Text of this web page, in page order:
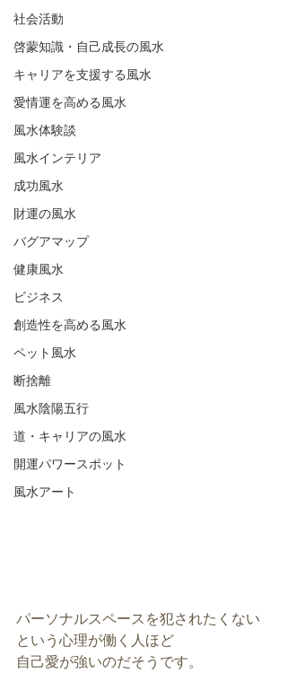
社会活動
啓蒙知識・自己成長の風水
キャリアを支援する風水
愛情運を高める風水
風水体験談
風水インテリア
成功風水
財運の風水
バグアマップ
健康風水
ビジネス
創造性を高める風水
ペット風水
断捨離
風水陰陽五行
道・キャリアの風水
開運パワースポット
風水アート
パーソナルスペースを犯されたくない
という心理が働く人ほど
自己愛が強いのだそうです。